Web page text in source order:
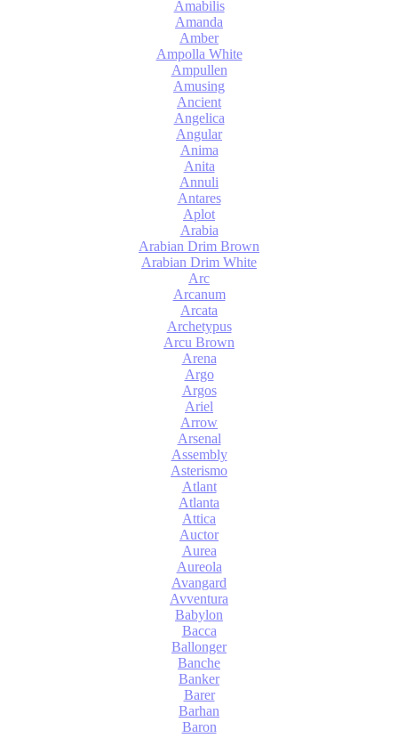
Amabilis
Amanda
Amber
Ampolla White
Ampullen
Amusing
Ancient
Angelica
Angular
Anima
Anita
Annuli
Antares
Aplot
Arabia
Arabian Drim Brown
Arabian Drim White
Arc
Arcanum
Arcata
Archetypus
Arcu Brown
Arena
Argo
Argos
Ariel
Arrow
Arsenal
Assembly
Asterismo
Atlant
Atlanta
Attica
Auctor
Aurea
Aureola
Avangard
Avventura
Babylon
Bacca
Ballonger
Banche
Banker
Barer
Barhan
Baron